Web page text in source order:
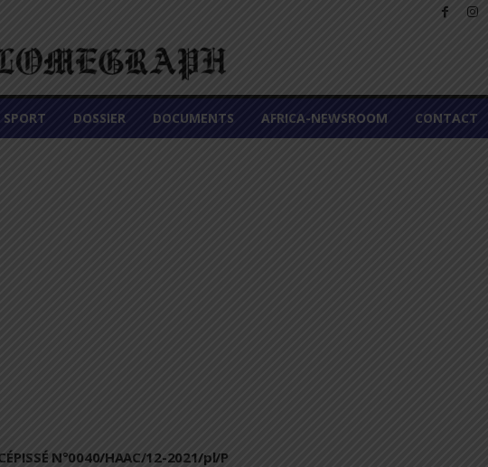
SPORT DOSSIER DOCUMENTS AFRICA-NEWSROOM CONTACT
N°0040/HAAC/12-2021/pl/P